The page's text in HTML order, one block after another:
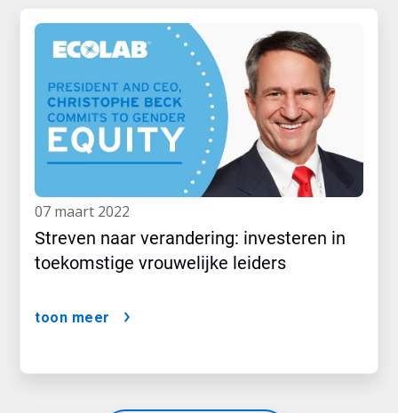
07 maart 2022
Streven naar verandering: investeren in
toekomstige vrouwelijke leiders
toon meer